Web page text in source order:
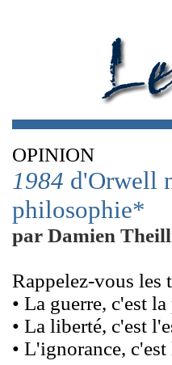
OPINION
1984 d'Orwell
philosophie*
par Damien
Rappelez-vous les
• La guerre, c'est
• La liberté, c'est
• L'ignorance,